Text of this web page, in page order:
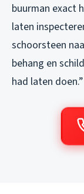
buurman exact
laten
schoorsteen
behang en
had laten doen.”